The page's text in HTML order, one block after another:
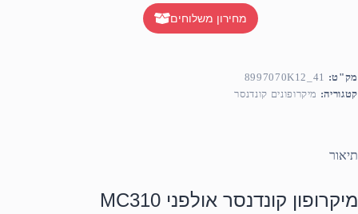
מחירון משלוחים
מק"ט: 8997070K12_41
קטגוריה: מיקרופונים קונדנסר
תיאור
מיקרופון קונדנסר אולפני MC310